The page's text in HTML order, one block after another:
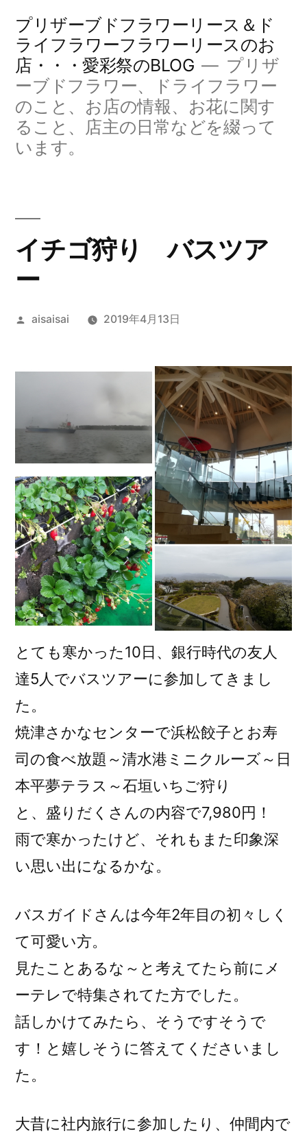
プリザーブドフラワーリース＆ド
ライフラワーフラワーリースのお
店・・・愛彩祭のBLOG
プリザ
ーブドフラワー、ドライフラワー
のこと、お店の情報、お花に関す
ること、店主の日常などを綴って
います。
イチゴ狩り バスツア
ー
投
aisaisai 2019年4月13日
とても寒かった10日、銀行時代の友人
達5人でバスツアーに参加してきまし
た。
焼津さかなセンターで浜松餃子とお寿
司の食べ放題～清水港ミニクルーズ～日
本平夢テラス～石垣いちご狩り
と、盛りだくさんの内容で7,980円！
雨で寒かったけど、それもまた印象深
い思い出になるかな。
バスガイドさんは今年2年目の初々しく
て可愛い方。
見たことあるな～と考えてたら前にメ
ーテレで特集されてた方でした。
話しかけてみたら、そうですそうで
す！と嬉しそうに答えてくださいまし
た。
大昔に社内旅行に参加したり、仲間内で